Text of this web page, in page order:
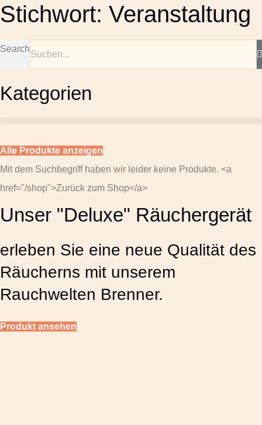
Stichwort: Veranstaltung
Search
Kategorien
Alle Produkte anzeigen
Mit dem Suchbegriff haben wir leider keine Produkte. <a
href="/shop">Zurück zum Shop</a>
Unser "Deluxe" Räuchergerät
erleben Sie eine neue Qualität des
Räucherns mit unserem
Rauchwelten Brenner.
Produkt ansehen